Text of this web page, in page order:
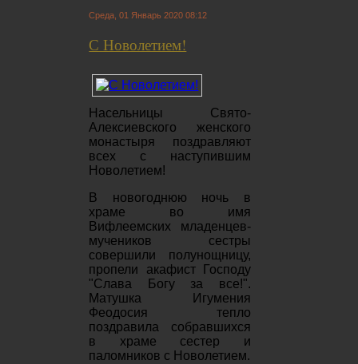
Среда, 01 Январь 2020 08:12
С Новолетием!
Насельницы Свято-
Алексиевского женского
монастыря поздравляют
всех с наступившим
Новолетием!
В новогоднюю ночь в
храме во имя
Вифлеемских младенцев-
мучеников сестры
совершили полунощницу,
пропели акафист Господу
"Слава Богу за все!".
Матушка Игумения
Феодосия тепло
поздравила собравшихся
в храме сестер и
паломников с Новолетием.